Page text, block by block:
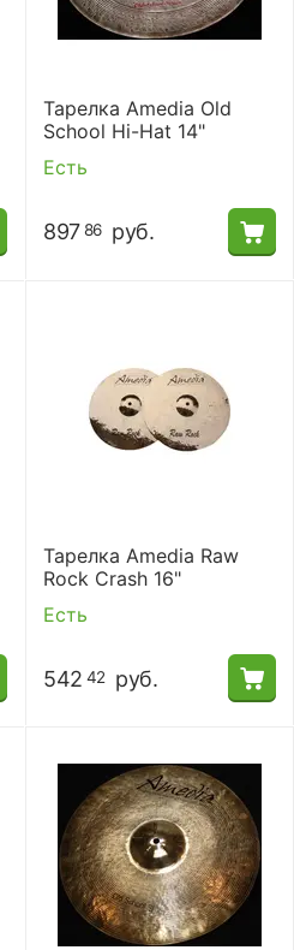
Тарелка Amedia Old
School Hi-Hat 14"
Есть
897 86 руб.
Тарелка Amedia Raw
Rock Crash 16"
Есть
542 42 руб.